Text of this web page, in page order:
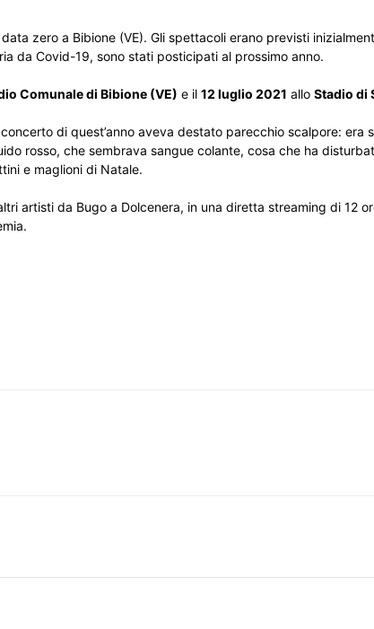
zero a Bibione (VE). Gli spettacoli erano previsti
da Covid-19, sono stati posticipati al prossimo anno.
Comunale di Bibione (VE) e il 12 luglio 2021 allo Stadio di
di quest’anno aveva destato parecchio scalpore: era
rosso, che sembrava sangue colante, cosa che ha
e maglioni di Natale.
artisti da Bugo a Dolcenera, in una diretta streaming di 12